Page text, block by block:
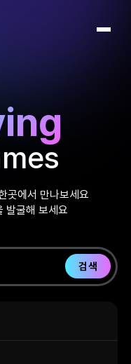
곳에서 만나보세요
발굴해 보세요
검색